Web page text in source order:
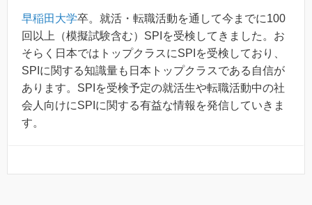
早稲田大学卒。就活・転職活動を通して今までに100
回以上（模擬試験含む）SPIを受検してきました。お
そらく日本ではトップクラスにSPIを受検しており、
SPIに関する知識量も日本トップクラスである自信が
あります。SPIを受検予定の就活生や転職活動中の社
会人向けにSPIに関する有益な情報を発信していきま
す。